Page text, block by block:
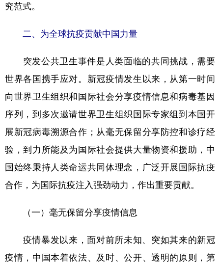
究范式。
二、为全球抗疫贡献中国力量
突发公共卫生事件是人类面临的共同挑战，需要
世界各国携手应对。新冠疫情发生以来，从第一时间
向世界卫生组织和国际社会分享疫情信息和病毒基因
序列，到多次邀请世界卫生组织国际专家组到本国开
展新冠病毒溯源合作；从毫无保留分享防控和诊疗经
验，到力所能及为国际社会提供大量物资和援助，中
国始终秉持人类命运共同体理念，广泛开展国际抗疫
合作，为国际抗疫注入强劲动力，作出重要贡献。
（一）毫无保留分享疫情信息
疫情暴发以来，面对前所未知、突如其来的新冠
疫情，中国本着依法、及时、公开、透明的原则，第